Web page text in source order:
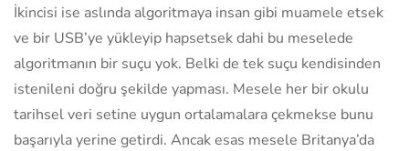
İkincisi ise aslında algoritmaya insan gibi muamele etsek
ve bir USB’ye yükleyip hapsetsek dahi bu meselede
algoritmanın bir suçu yok. Belki de tek suçu kendisinden
istenileni doğru şekilde yapması. Mesele her bir okulu
tarihsel veri setine uygun ortalamalara çekmekse bunu
başarıyla yerine getirdi. Ancak esas mesele Britanya’da